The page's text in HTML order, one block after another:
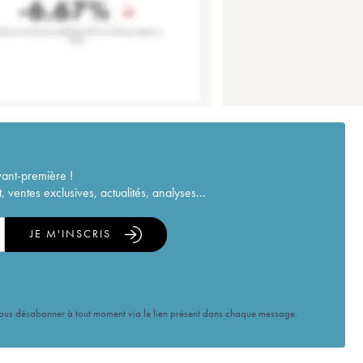
première !
exclusives, actualités, analyses...
JE M'INSCRIS
désabonner à tout moment via le lien présent dans chaque message.